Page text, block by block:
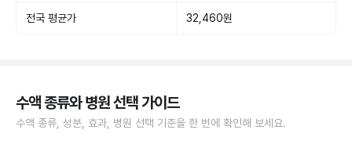
전국 평균가 32,460원
수액 종류와 병원 선택 가이드
수액 종류, 성분, 효과, 병원 선택 기준을 한 번에 확인해 보세요.